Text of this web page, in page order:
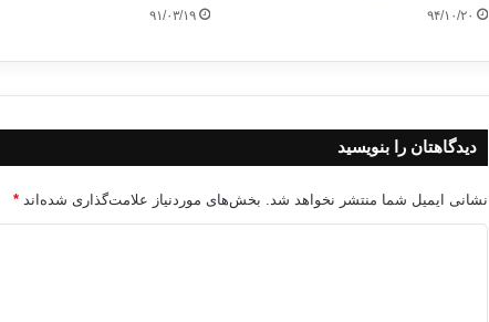
۹۴/۱۰/۲۰ ۹۱/۰۳/۱۹
دیدگاهتان را بنویسید
نشانی ایمیل شما منتشر نخواهد شد. بخش‌های موردنیاز علامت‌گذاری شده‌اند *